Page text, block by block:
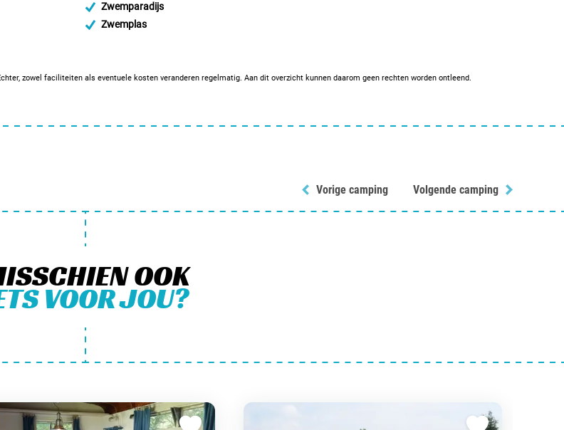
Zwemparadijs
Zwemplas
zowel faciliteiten als eventuele kosten veranderen regelmatig. Aan dit overzicht kunnen daarom geen rechten worden ontleend.
Vorige camping Volgende camping
OOK
VOOR JOU?